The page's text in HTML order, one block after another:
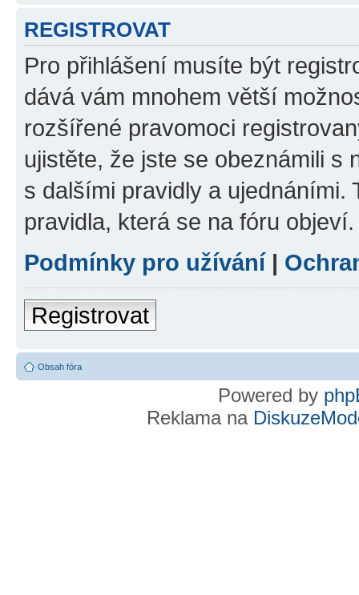
REGISTROVAT
Pro přihlášení musíte být
dává vám mnohem větší
rozšířené pravomoci
ujistěte, že jste se obeznámili s
s dalšími pravidly a ujednáními.
pravidla, která se na fóru objeví.
Podmínky pro užívání |
Registrovat
Obsah fóra
Powered by
Reklama na